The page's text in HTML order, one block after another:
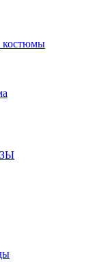
костюмы